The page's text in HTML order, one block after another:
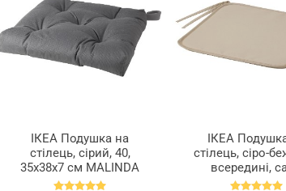
ІКЕА Подушка на
стілець, сірий, 40,
35x38x7 см MALINDA
МАЛІНДА, 103.310.14
ІКЕА
стілець, сіро-
всередині,
34x34x1, 0 см